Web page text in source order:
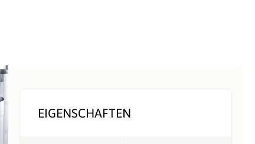
EIGENSCHAFTEN